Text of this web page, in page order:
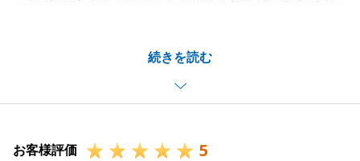
続きを読む
えて非常に嬉しく思っております。
引き続き、不動産に関することで何かございました
ら、ぜひご相談ください。
します。
お客様評価 5